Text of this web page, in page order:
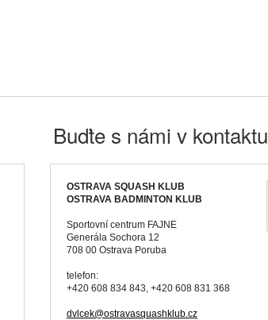
Buďte s námi v kontaktu
OSTRAVA SQUASH KLUB
OSTRAVA BADMINTON KLUB
Sportovní centrum FAJNE
Generála Sochora 12
708 00 Ostrava Poruba
telefon:
+420 608 834 843, +420 608 831 368
dvlcek@ostravasquashklub.cz